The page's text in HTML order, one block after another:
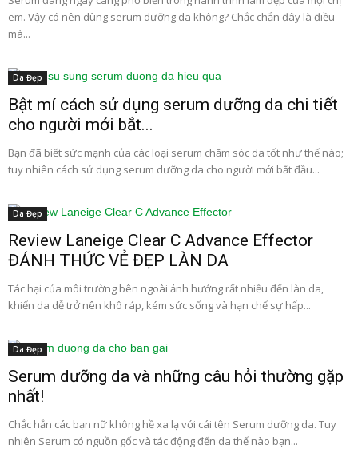
em. Vậy có nên dùng serum dưỡng da không? Chắc chắn đây là điều
mà...
Da Đẹp
Bật mí cách sử dụng serum dưỡng da chi tiết
cho người mới bắt...
Bạn đã biết sức mạnh của các loại serum chăm sóc da tốt như thế nào;
tuy nhiên cách sử dụng serum dưỡng da cho người mới bắt đầu...
Da Đẹp
Review Laneige Clear C Advance Effector
ĐÁNH THỨC VẺ ĐẸP LÀN DA
Tác hại của môi trường bên ngoài ảnh hưởng rất nhiều đến làn da,
khiến da dễ trở nên khô ráp, kém sức sống và hạn chế sự hấp...
Da Đẹp
Serum dưỡng da và những câu hỏi thường gặp
nhất!
Chắc hẳn các bạn nữ không hề xa lạ với cái tên Serum dưỡng da. Tuy
nhiên Serum có nguồn gốc và tác động đến da thế nào bạn...